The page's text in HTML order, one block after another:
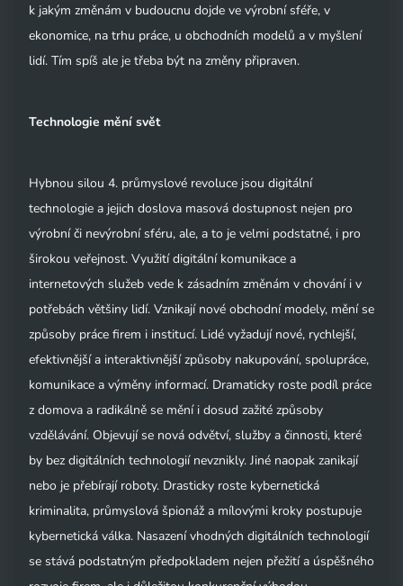
k jakým změnám v budoucnu dojde ve výrobní sféře, v
ekonomice, na trhu práce, u obchodních modelů a v myšlení
lidí. Tím spíš ale je třeba být na změny připraven.
Technologie mění svět
Hybnou silou 4. průmyslové revoluce jsou digitální
technologie a jejich doslova masová dostupnost nejen pro
výrobní či nevýrobní sféru, ale, a to je velmi podstatné, i pro
širokou veřejnost. Využití digitální komunikace a
internetových služeb vede k zásadním změnám v chování i v
potřebách většiny lidí. Vznikají nové obchodní modely, mění se
způsoby práce firem i institucí. Lidé vyžadují nové, rychlejší,
efektivnější a interaktivnější způsoby nakupování, spolupráce,
komunikace a výměny informací. Dramaticky roste podíl práce
z domova a radikálně se mění i dosud zažité způsoby
vzdělávání. Objevují se nová odvětví, služby a činnosti, které
by bez digitálních technologií nevznikly. Jiné naopak zanikají
nebo je přebírají roboty. Drasticky roste kybernetická
kriminalita, průmyslová špionáž a mílovými kroky postupuje
kybernetická válka. Nasazení vhodných digitálních technologií
se stává podstatným předpokladem nejen přežití a úspěšného